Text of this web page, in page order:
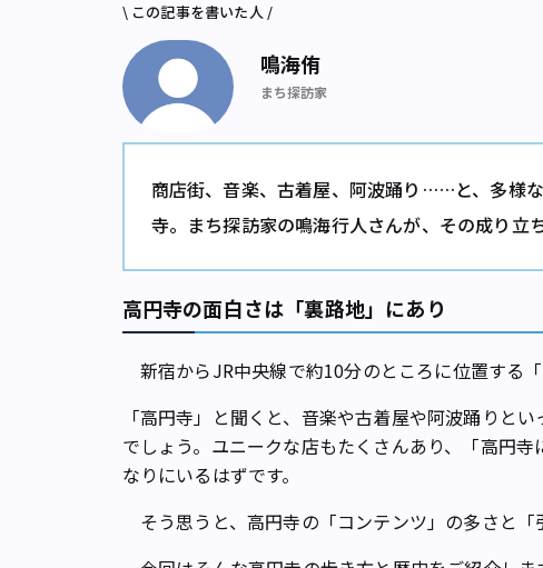
\ この記事を書いた人 /
鳴海侑
まち探訪家
商店街、音楽、古着屋、阿波踊り……と、多様
寺。まち探訪家の鳴海行人さんが、その成り立
高円寺の面白さは「裏路地」にあり
新宿からJR中央線で約10分のところに位置する「
「高円寺」と聞くと、音楽や古着屋や阿波踊りと
でしょう。ユニークな店もたくさんあり、「高円
なりにいるはずです。
そう思うと、高円寺の「コンテンツ」の多さと「